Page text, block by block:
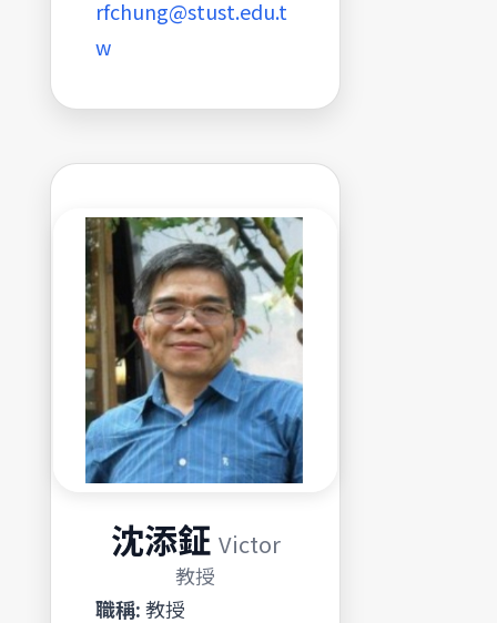
rfchung@stust.edu.t
w
沈添鉦 Victor
教授
職稱:教授